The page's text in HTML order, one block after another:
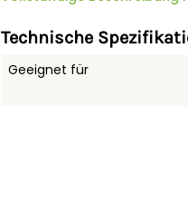
Feuerverzinkungveredelt
Comfort-Line-Raufen
Innovative Ideen sind das
Rundraufen: Die einzelnen
Technische
Geeignet für